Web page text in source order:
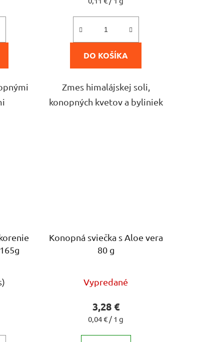
5,0
z
5
hviezdičiek.
DO KOŠÍKA
Zmes himalájskej soli,
konopných kvetov a byliniek
Konopná sviečka s Aloe vera
80 g
Vypredané
3,28 €
Jednotková
0,04 € / 1 g